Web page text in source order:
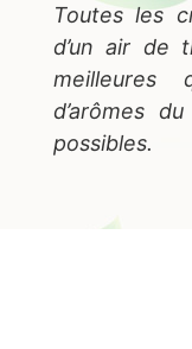
Toutes les
d’un air de
d’arômes
possibles.